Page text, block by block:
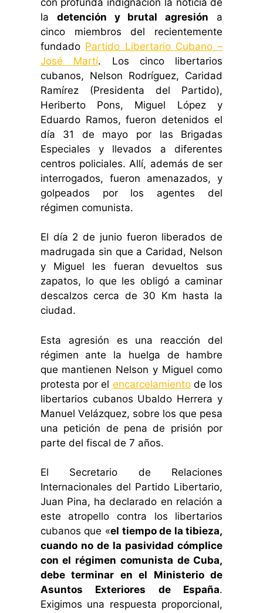
la detención y brutal agresión a
cinco miembros del recientemente
fundado Partido Libertario Cubano –
José Martí. Los cinco libertarios
cubanos, Nelson Rodríguez, Caridad
Ramírez (Presidenta del Partido),
Heriberto Pons, Miguel López y
Eduardo Ramos, fueron detenidos el
día 31 de mayo por las Brigadas
Especiales y llevados a diferentes
centros policiales. Allí, además de ser
interrogados, fueron amenazados, y
golpeados por los agentes del
régimen comunista.
El día 2 de junio fueron liberados de
madrugada sin que a Caridad, Nelson
y Miguel les fueran devueltos sus
zapatos, lo que les obligó a caminar
descalzos cerca de 30 Km hasta la
ciudad.
Esta agresión es una reacción del
régimen ante la huelga de hambre
que mantienen Nelson y Miguel como
protesta por el encarcelamientode los
libertarios cubanos Ubaldo Herrera y
Manuel Velázquez, sobre los que pesa
una petición de pena de prisión por
parte del fiscal de 7 años.
El Secretario de Relaciones
Internacionales del Partido Libertario,
Juan Pina, ha declarado en relación a
este atropello contra los libertarios
cubanos que «el tiempo de la tibieza,
cuando no de la pasividad cómplice
con el régimen comunista de Cuba,
debe terminar en el Ministerio de
Asuntos Exteriores de España.
Exigimos una respuesta proporcional,